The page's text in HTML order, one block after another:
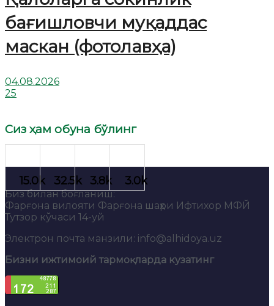
бағишловчи муқаддас
маскан (фотолавҳа)
04.08.2026
25
Сиз ҳам обуна бўлинг
Биз билан боғланиш:
Фарғона вилояти Фарғона шаҳри Ифтихор МФЙ
Тутзор кўчаси 14-уй
Электрон почта манзили: info@alhidoya.uz
Бизни ижтимоий тармоқларда кузатинг